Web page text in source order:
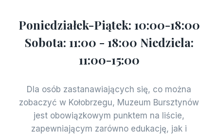
Poniedziałek-Piątek: 10:00-18:00
Sobota: 11:00 - 18:00 Niedziela:
11:00-15:00
Dla osób zastanawiających się, co można
zobaczyć w Kołobrzegu, Muzeum Bursztynów
jest obowiązkowym punktem na liście,
zapewniającym zarówno edukację, jak i